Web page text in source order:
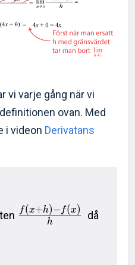
vi varje gång när vi
ovan. Med
i videon Derivatans
h
f(x+h)− f(x) då